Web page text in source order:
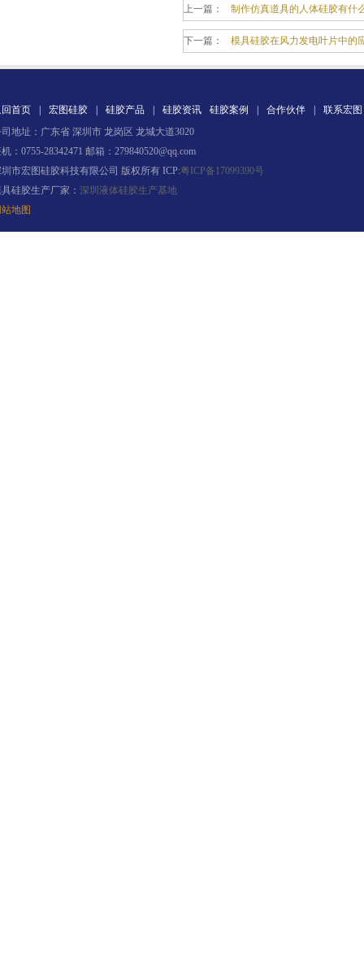
高效过滤器液槽胶
上一篇： 制作仿真道具的人体硅胶有什
下一篇： 模具硅胶在风力发电叶片中的
首页 宏图硅胶 硅胶产品 硅胶资讯 硅胶案例 合作伙伴
联系宏图
地址：广东省 深圳市 龙岗区 龙城大道3020
：0755-28342471 邮箱：279840520@qq.com
市宏图硅胶科技有限公司 版权所有 ICP:粤ICP备17099390号
硅胶生产厂家： 深圳液体硅胶生产基地
地图